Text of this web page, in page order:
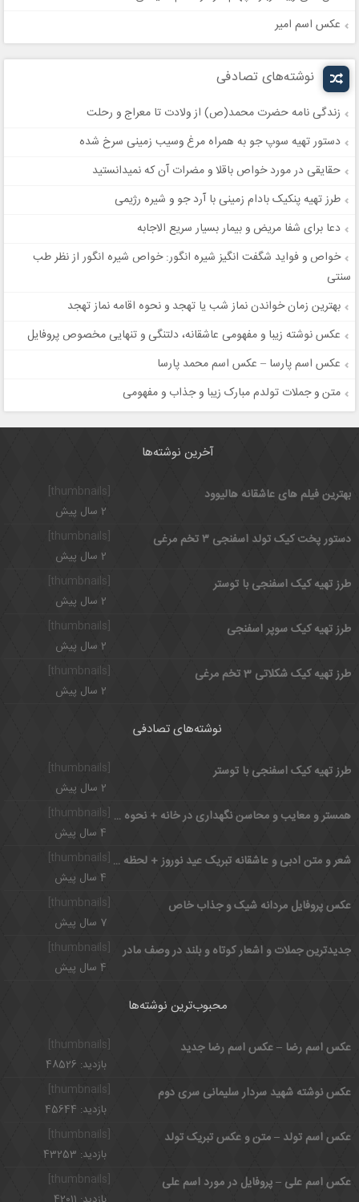
عکس اسم امیر
نوشته‌های تصادفی
زندگی نامه حضرت محمد(ص) از ولادت تا معراج و رحلت
دستور تهیه سوپ جو به همراه مرغ وسیب زمینی سرخ شده
حقایقی در مورد خواص باقلا و مضرات آن که نمیدانستید
طرز تهیه پنکیک بادام زمینی با آرد جو و شیره رژیمی
دعا برای شفا مریض و بیمار بسیار سریع الاجابه
خواص و فواید شگفت انگیز شیره انگور: خواص شیره انگور از نظر طب
سنتی
بهترین زمان خواندن نماز شب یا تهجد و نحوه اقامه نماز تهجد
عکس نوشته زیبا و مفهومی عاشقانه، دلتنگی و تنهایی مخصوص پروفایل
عکس اسم پارسا – عکس اسم محمد پارسا
متن و جملات تولدم مبارک زیبا و جذاب و مفهومی
آخرین نوشته‌ها
بهترین فیلم های عاشقانه هالیوود
2 سال پیش
[thumbnails]
دستور پخت کیک تولد اسفنجی ۳ تخم مرغی
2 سال پیش
طرز تهیه کیک اسفنجی با توستر
2 سال پیش
[thumbnails]
طرز تهیه کیک سوپر اسفنجی
2 سال پیش
طرز تهیه کیک شکلاتی 3 تخم مرغی
2 سال پیش
نوشته‌های تصادفی
[thumbnails] طرز تهیه کیک اسفنجی با توستر
2 سال پیش
همستر و معایب و محاسن نگهداری در خانه + نحوه نگهداری
4 سال پیش
[thumbnails] شعر و متن ادبی و عاشقانه تبریک عید نوروز + لحظه تحویل سال نو 1401
4 سال پیش
عکس پروفایل مردانه شیک و جذاب خاص
7 سال پیش
جدیدترین جملات و اشعار کوتاه و بلند در وصف مادر
4 سال پیش
محبوب‌ترین نوشته‌ها
عکس اسم رضا – عکس اسم رضا جدید
بازدید: 48526
[thumbnails]
عکس نوشته شهید سردار سلیمانی سری دوم
بازدید: 45644
عکس اسم تولد – متن و عکس تبریک تولد
بازدید: 43253
عکس اسم علی – پروفایل در مورد اسم علی